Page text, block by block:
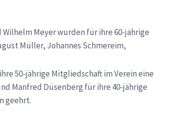
Meyer wurden für ihre 60-jährige
Müller, Johannes Schmereim,
50-jährige Mitgliedschaft im Verein eine
Manfred Düsenberg für ihre 40-jährige
geehrt.